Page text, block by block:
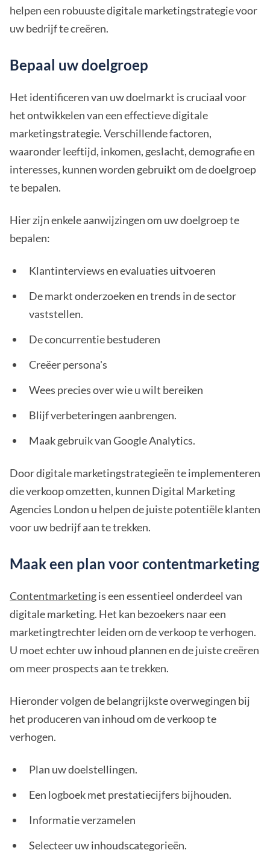
helpen een robuuste digitale marketingstrategie voor
uw bedrijf te creëren.
Bepaal uw doelgroep
Het identificeren van uw doelmarkt is cruciaal voor
het ontwikkelen van een effectieve digitale
marketingstrategie. Verschillende factoren,
waaronder leeftijd, inkomen, geslacht, demografie en
interesses, kunnen worden gebruikt om de doelgroep
te bepalen.
Hier zijn enkele aanwijzingen om uw doelgroep te
bepalen:
Klantinterviews en evaluaties uitvoeren
De markt onderzoeken en trends in de sector
vaststellen.
De concurrentie bestuderen
Creëer persona's
Wees precies over wie u wilt bereiken
Blijf verbeteringen aanbrengen.
Maak gebruik van Google Analytics.
Door digitale marketingstrategieën te implementeren
die verkoop omzetten, kunnen Digital Marketing
Agencies London u helpen de juiste potentiële klanten
voor uw bedrijf aan te trekken.
Maak een plan voor contentmarketing
Contentmarketingis een essentieel onderdeel van
digitale marketing. Het kan bezoekers naar een
marketingtrechter leiden om de verkoop te verhogen.
U moet echter uw inhoud plannen en de juiste creëren
om meer prospects aan te trekken.
Hieronder volgen de belangrijkste overwegingen bij
het produceren van inhoud om de verkoop te
verhogen.
Plan uw doelstellingen.
Een logboek met prestatiecijfers bijhouden.
Informatie verzamelen
Selecteer uw inhoudscategorieën.